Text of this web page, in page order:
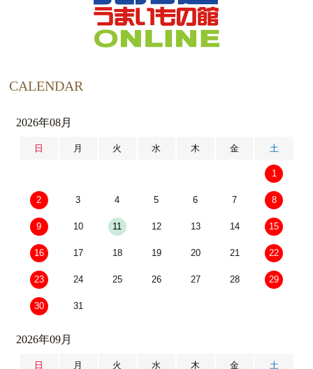
CALENDAR
2026年08月
日 月 火 水 木 金 土
1
2 3 4 5 6 7 8
9 10 11 12 13 14 15
16 17 18 19 20 21 22
23 24 25 26 27 28 29
30 31
2026年09月
日 月 火 水 木 金 土